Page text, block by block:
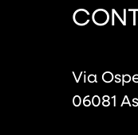
Via
06081